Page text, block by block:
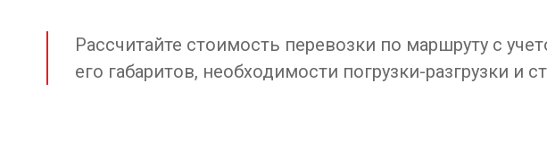
Рассчитайте стоимость перевозки по маршруту с
его габаритов, необходимости погрузки-разгрузки и